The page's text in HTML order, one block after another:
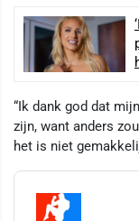
“Ik dank god dat
zijn, want anders
het is niet